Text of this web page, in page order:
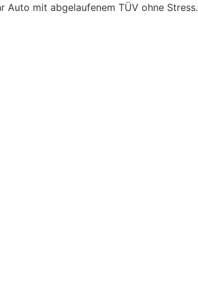
Auto mit abgelaufenem TÜV ohne Stress.